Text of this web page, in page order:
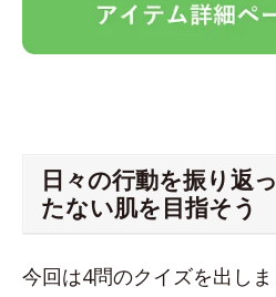
日々の行動を振り返
たない肌を目指そう
今回は4問のクイズを出し